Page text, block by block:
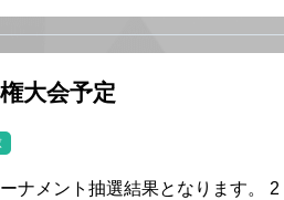
大会予定
ナメント抽選結果となります。 2